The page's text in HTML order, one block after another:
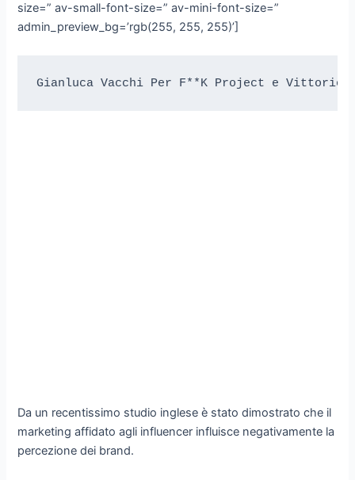
size=” av-small-font-size=” av-mini-font-size=”
admin_preview_bg=’rgb(255, 255, 255)’]
Da un recentissimo studio inglese è stato dimostrato che il
marketing affidato agli influencer influisce negativamente la
percezione dei brand.